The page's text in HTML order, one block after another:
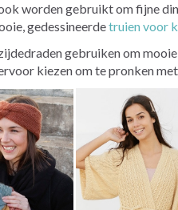
worden gebruikt om fijne
gedessineerdetruien voor
gebruiken om
kiezen om te pronken